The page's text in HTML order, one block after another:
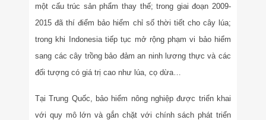
một cấu trúc sản phẩm thay thế; trong giai đoạn 2009-
2015 đã thí điểm bảo hiểm chỉ số thời tiết cho cây lúa;
trong khi Indonesia tiếp tục mở rộng phạm vi bảo hiểm
sang các cây trồng bảo đảm an ninh lương thực và các
đối tượng có giá trị cao như lúa, cọ dừa…
Tại Trung Quốc, bảo hiểm nông nghiệp được triển khai
với quy mô lớn và gắn chặt với chính sách phát triển